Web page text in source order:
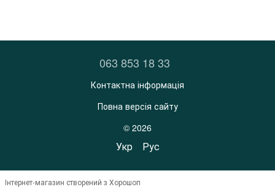
063 853 18 33
Контактна інформація
Повна версія сайту
© 2026
Укр Рус
Інтернет-магазин створений з Хорошоп